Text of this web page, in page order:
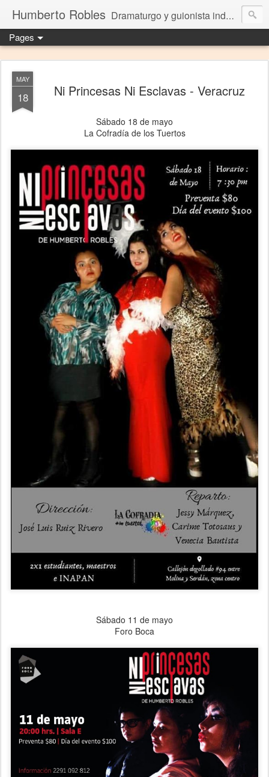
Humberto Robles Dramaturgo y guionista independiente
Pages
MAY
18 Ni Princesas Ni Esclavas - Veracruz
Sábado 18 de mayo
La Cofradía de los Tuertos
Sábado 11 de mayo
Foro Boca